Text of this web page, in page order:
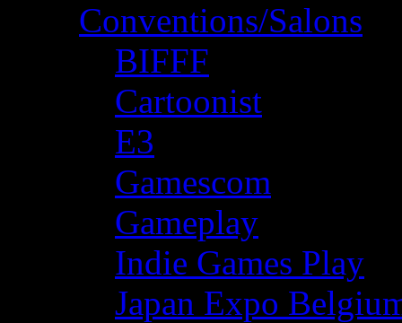
Conventions/Salons
BIFFF
Cartoonist
E3
Gamescom
Gameplay
Indie Games Play
Japan Expo